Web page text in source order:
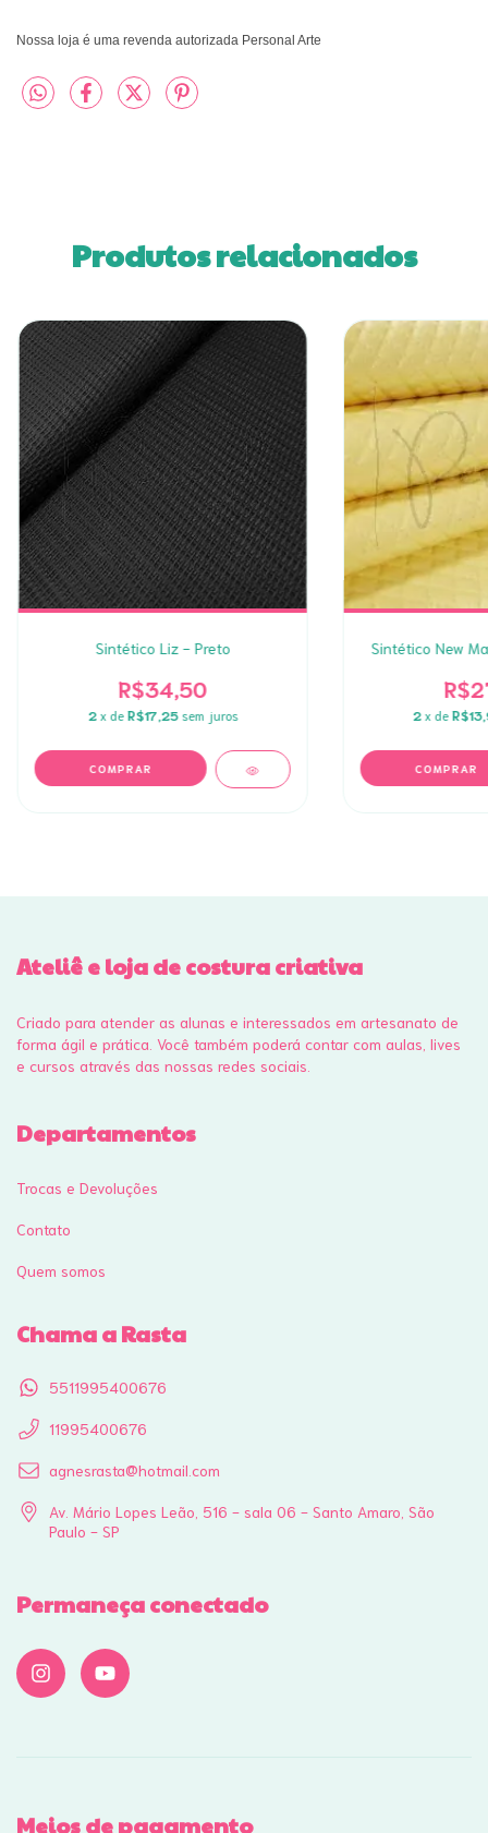
Nossa loja é uma revenda autorizada Personal Arte
Produtos relacionados
Sintético Liz - Preto
R$34,50
2 x de R$17,25 sem juros
Sintético New
2 x de
Ateliê e loja de costura criativa
Criado para atender as alunas e interessados em artesanato de
forma ágil e prática. Você também poderá contar com aulas, lives
e cursos através das nossas redes sociais.
Departamentos
Trocas e Devoluções
Contato
Quem somos
Chama a Rasta
5511995400676
11995400676
agnesrasta@hotmail.com
Av. Mário Lopes Leão, 516 - sala 06 - Santo Amaro, São
Paulo - SP
Permaneça conectado
Meios de pagamento